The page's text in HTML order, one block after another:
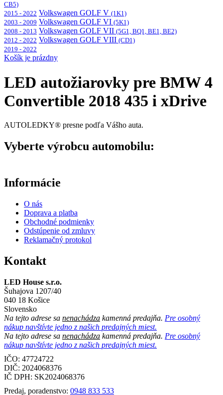
CB5)
2015 - 2022 Volkswagen GOLF V (1K1)
2003 - 2009 Volkswagen GOLF VI (5K1)
2008 - 2013 Volkswagen GOLF VII (5G1, BQ1, BE1, BE2)
2012 - 2022 Volkswagen GOLF VIII (CD1)
2019 - 2022
Košík je prázdny
LED autožiarovky pre BMW 4
Convertible 2018 435 i xDrive
AUTOLEDKY® presne podľa Vášho auta.
Vyberte výrobcu automobilu:
Informácie
O nás
Doprava a platba
Obchodné podmienky
Odstúpenie od zmluvy
Reklamačný protokol
Kontakt
LED House s.r.o.
Šuhajova 1207/40
040 18 Košice
Slovensko
Na tejto adrese sa nenachádza kamenná predajňa. Pre osobný
nákup navštívte jedno z našich predajných miest.
Na tejto adrese sa nenachádza kamenná predajňa. Pre osobný
nákup navštívte jedno z našich predajných miest.
IČO: 47724722
DIČ: 2024068376
IČ DPH: SK2024068376
Predaj, poradenstvo: 0948 833 533